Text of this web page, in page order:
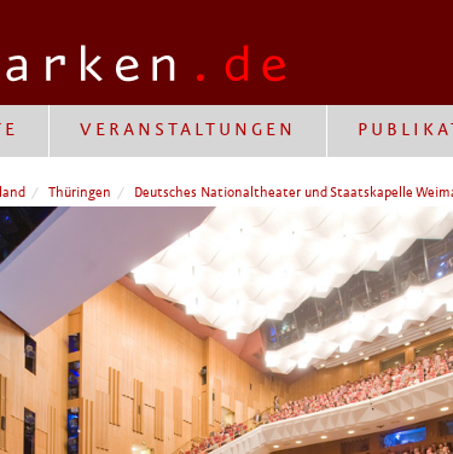
VERANSTALTUNGEN
Thüringen Deutsches Nationaltheater und Staatskapelle